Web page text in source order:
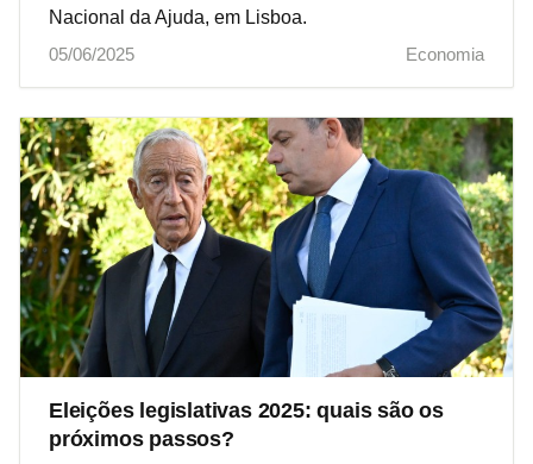
Nacional da Ajuda, em Lisboa.
05/06/2025
Economia
Eleições legislativas 2025: quais são os
próximos passos?